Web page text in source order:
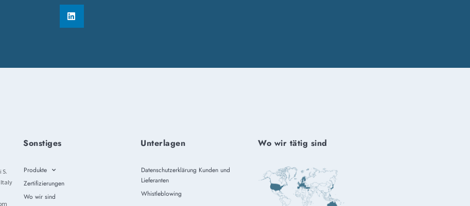
S.
Italy
Sonstiges
Produkte
Zertifizierungen
Wo wir sind
Unterlagen
Datenschutzerklärung Kunden und
Lieferanten
Whistleblowing
Wo wir tätig sind